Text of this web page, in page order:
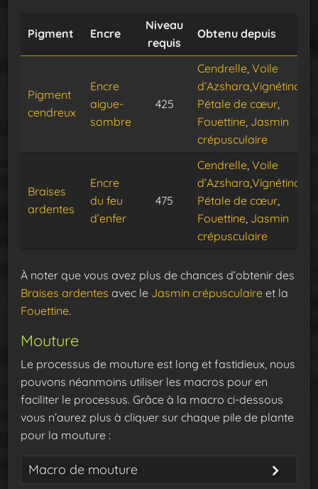
Pigment Encre
Niveau
requis
Obtenu depuis
Pigment
cendreux
Encre
aigue-
sombre
425
Cendrelle, Voile
d’Azshara,Vignétincelle
Pétale de cœur,
Fouettine, Jasmin
crépusculaire
Braises
ardentes
Encre
du feu
d’enfer
475
Cendrelle, Voile
d’Azshara,Vignétincelle
Pétale de cœur,
Fouettine, Jasmin
crépusculaire
À noter que vous avez plus de chances d’obtenir des
Braises ardentes avec le Jasmin crépusculaire et la
Fouettine.
Mouture
Le processus de mouture est long et fastidieux, nous
pouvons néanmoins utiliser les macros pour en
faciliter le processus. Grâce à la macro ci-dessous
vous n’aurez plus à cliquer sur chaque pile de plante
pour la mouture :
Macro de mouture